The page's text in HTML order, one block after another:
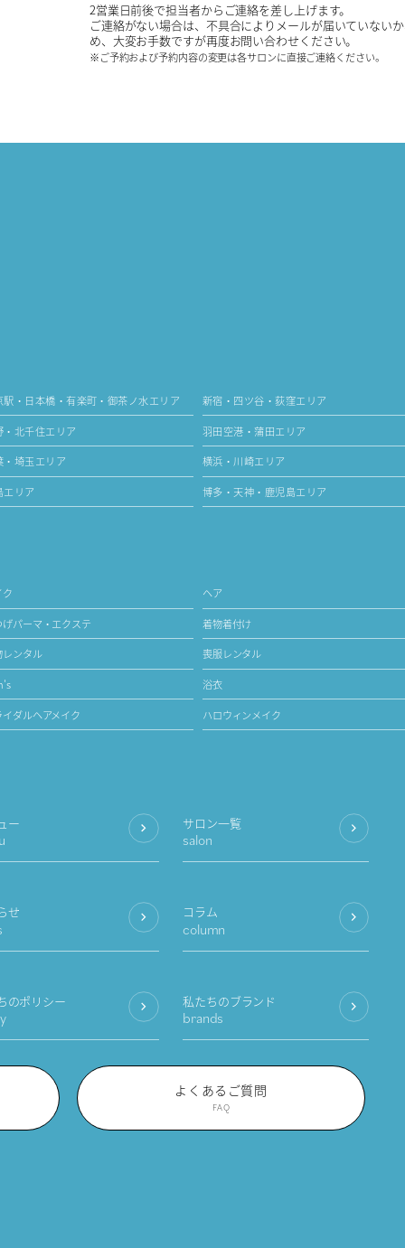
2営業日前後で担当者からご連絡を差し上げます。
ご連絡がない場合は、不具合によりメールが届いていない
め、大変お手数ですが再度お問い合わせください。
※ご予約および予約内容の変更は各サロンに直接ご連絡ください。
駅・日本橋・有楽町・御茶ノ水エリア 新宿・四ツ谷・荻窪エリア
・北千住エリア 羽田空港・蒲田エリア
・埼玉エリア 横浜・川崎エリア
エリア 博多・天神・鹿児島エリア
ク ヘア
げパーマ・エクステ 着物着付け
レンタル 喪服レンタル
浴衣
イダルヘアメイク ハロウィンメイク
サロン一覧
salon
ー
せ コラム
column
のポリシー 私たちのブランド
brands
よくあるご質問
FAQ